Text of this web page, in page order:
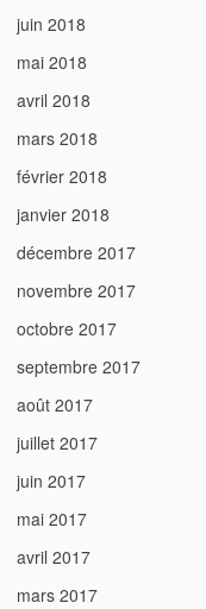
juin 2018
mai 2018
avril 2018
mars 2018
février 2018
janvier 2018
décembre 2017
novembre 2017
octobre 2017
septembre 2017
août 2017
juillet 2017
juin 2017
mai 2017
avril 2017
mars 2017